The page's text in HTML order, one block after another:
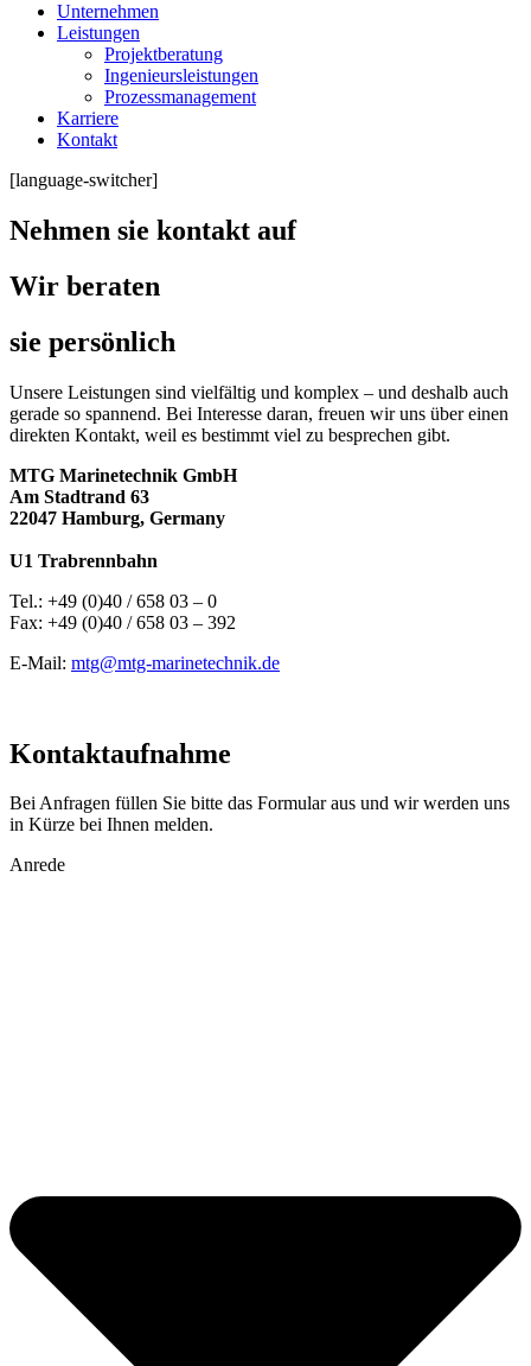
Unternehmen
Leistungen
Projektberatung
Ingenieursleistungen
Prozessmanagement
Karriere
Kontakt
[language-switcher]
Nehmen sie kontakt auf
Wir beraten
sie persönlich
Unsere Leistungen sind vielfältig und komplex ­– und deshalb auch
gerade so spannend. Bei Interesse daran, freuen wir uns über einen
direkten Kontakt, weil es bestimmt viel zu besprechen gibt.
MTG Marinetechnik GmbH
Am Stadtrand 63
22047 Hamburg, Germany
U1 Trabrennbahn
Tel.: +49 (0)40 / 658 03 – 0
Fax: +49 (0)40 / 658 03 – 392
E-Mail: mtg@mtg-marinetechnik.de
Kontaktaufnahme
Bei Anfragen füllen Sie bitte das Formular aus und wir werden uns
in Kürze bei Ihnen melden.
Anrede